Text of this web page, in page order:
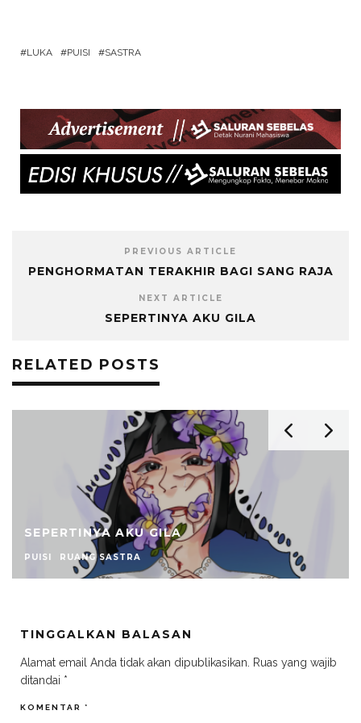
LUKA PUISI SASTRA
PREVIOUS ARTICLE
PENGHORMATAN TERAKHIR BAGI SANG RAJA
NEXT ARTICLE
SEPERTINYA AKU GILA
RELATED POSTS
SEPERTINYA AKU GILA
PUISI RUANG SASTRA
TINGGALKAN BALASAN
Alamat email Anda tidak akan dipublikasikan.
Ruas yang wajib
ditandai *
KOMENTAR *